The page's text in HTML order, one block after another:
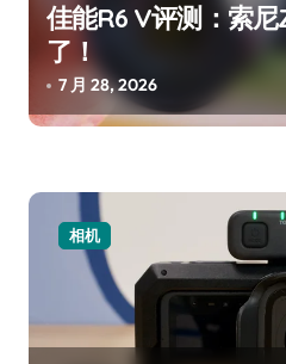
佳能R6 V评测：索
了！
7 月 28, 2026
相机